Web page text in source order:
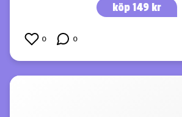
köp 149 kr
0 0